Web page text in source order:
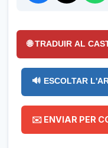
🌐 TRADUIR AL
🔊 ESCOLTAR
✉️ ENVIAR PER